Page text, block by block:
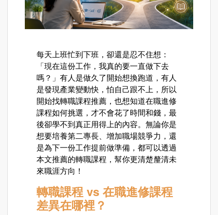
每天上班忙到下班，卻還是忍不住想：
「現在這份工作，我真的要一直做下去
嗎？」有人是做久了開始想換跑道，有人
是發現產業變動快，怕自己跟不上，所以
開始找轉職課程推薦，也想知道在職進修
課程如何挑選，才不會花了時間和錢，最
後卻學不到真正用得上的內容。無論你是
想要培養第二專長、增加職場競爭力，還
是為下一份工作提前做準備，都可以透過
本文推薦的轉職課程，幫你更清楚釐清未
來職涯方向！
轉職課程 vs 在職進修課程
差異在哪裡？